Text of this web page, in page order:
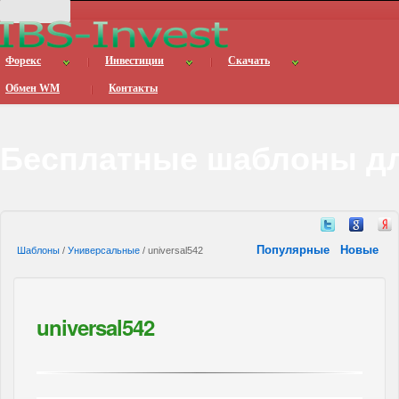
Форекс Инвестиции Скачать
Обмен WM Контакты
Шаблоны / Универсальные / universal542 Популярные Новые
universal542